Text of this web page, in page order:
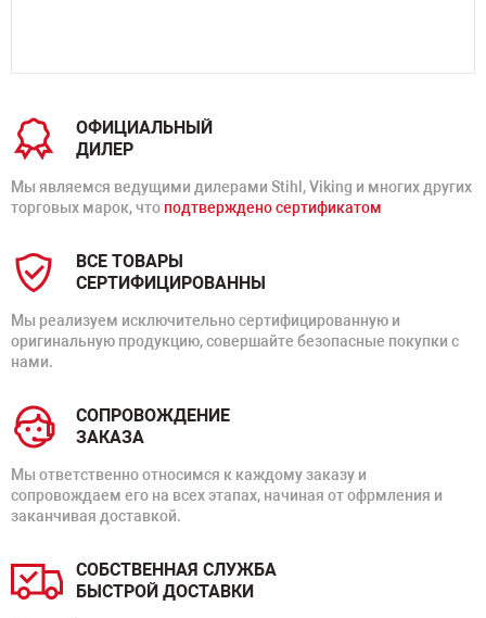
ОФИЦИАЛЬНЫЙ
ДИЛЕР
Мы являемся ведущими дилерами Stihl, Viking и многих других
торговых марок, что подтверждено сертификатом
ВСЕ ТОВАРЫ
СЕРТИФИЦИРОВАННЫ
Мы реализуем исключительно сертифицированную и
оригинальную продукцию, совершайте безопасные покупки с
нами.
СОПРОВОЖДЕНИЕ
ЗАКАЗА
Мы ответственно относимся к каждому заказу и
сопровождаем его на всех этапах, начиная от офрмления и
заканчивая доставкой.
СОБСТВЕННАЯ СЛУЖБА
БЫСТРОЙ ДОСТАВКИ